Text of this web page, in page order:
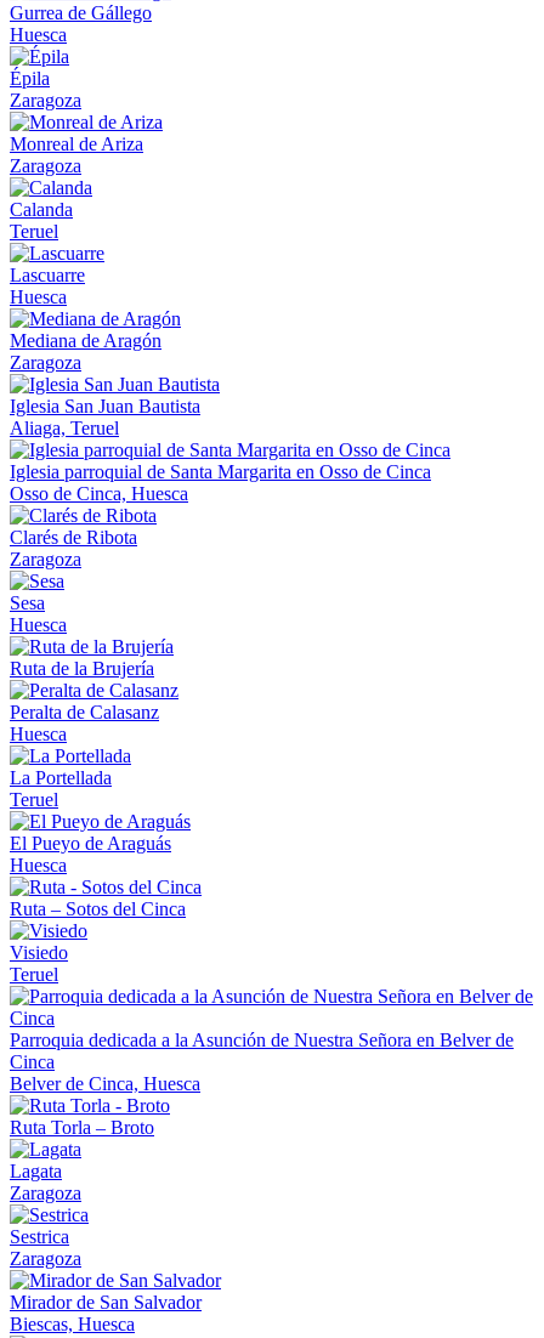
Gurrea de Gállego
Huesca
Épila
Zaragoza
Monreal de Ariza
Zaragoza
Calanda
Teruel
Lascuarre
Huesca
Mediana de Aragón
Zaragoza
Iglesia San Juan Bautista
Aliaga, Teruel
Iglesia parroquial de Santa Margarita en Osso de Cinca
Osso de Cinca, Huesca
Clarés de Ribota
Zaragoza
Sesa
Huesca
Ruta de la Brujería
Peralta de Calasanz
Huesca
La Portellada
Teruel
El Pueyo de Araguás
Huesca
Ruta – Sotos del Cinca
Visiedo
Teruel
Parroquia dedicada a la Asunción de Nuestra Señora en Belver de
Cinca
Belver de Cinca, Huesca
Ruta Torla – Broto
Lagata
Zaragoza
Sestrica
Zaragoza
Mirador de San Salvador
Biescas, Huesca